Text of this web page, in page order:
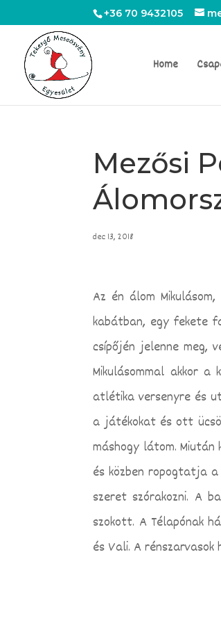
+36 70 9432105
Home
Mezősi
dec 13, 2018
Az én álom
kabátban, egy fekete
csípőjén jelenne meg,
Mikulásommal akkor a
atlétika versenyre és
a játékokat és ott
máshogy látom.
és közben ropogtatja
szeret szórakozni. A
szokott. A Télapónak
és Vali. A rénszarvasok